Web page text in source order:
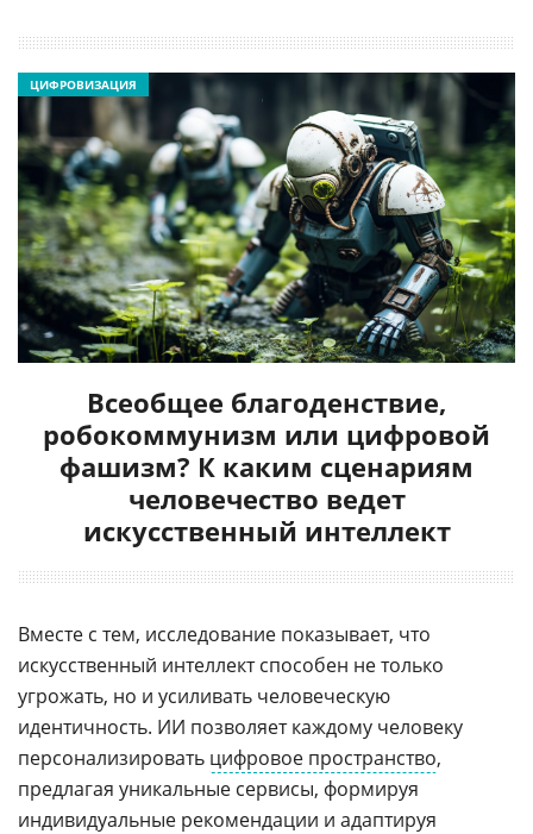
Всеобщее благоденствие,
робокоммунизм или цифровой
фашизм? К каким сценариям
человечество ведет
искусственный интеллект
ЦИФРОВИЗАЦИЯ
Вместе с тем, исследование показывает, что
искусственный интеллект способен не только
угрожать, но и усиливать человеческую
идентичность. ИИ позволяет каждому человеку
персонализировать цифровое пространство,
предлагая уникальные сервисы, формируя
индивидуальные рекомендации и адаптируя